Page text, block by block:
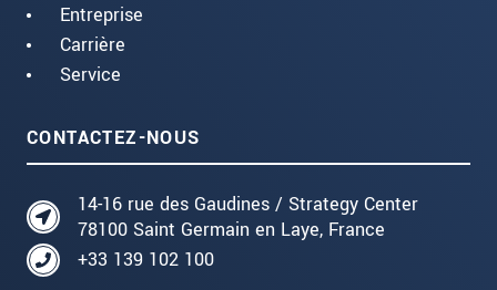
Entreprise
Carrière
Service
CONTACTEZ-NOUS
14-16 rue des Gaudines / Strategy Center
78100 Saint Germain en Laye, France
+33 139 102 100